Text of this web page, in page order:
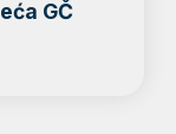
GČ